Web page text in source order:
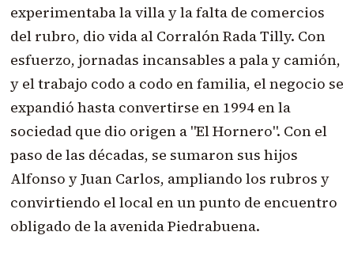
experimentaba la villa y la falta de comercios
del rubro, dio vida al Corralón Rada Tilly. Con
esfuerzo, jornadas incansables a pala y camión,
y el trabajo codo a codo en familia, el negocio se
expandió hasta convertirse en 1994 en la
sociedad que dio origen a "El Hornero". Con el
paso de las décadas, se sumaron sus hijos
Alfonso y Juan Carlos, ampliando los rubros y
convirtiendo el local en un punto de encuentro
obligado de la avenida Piedrabuena.